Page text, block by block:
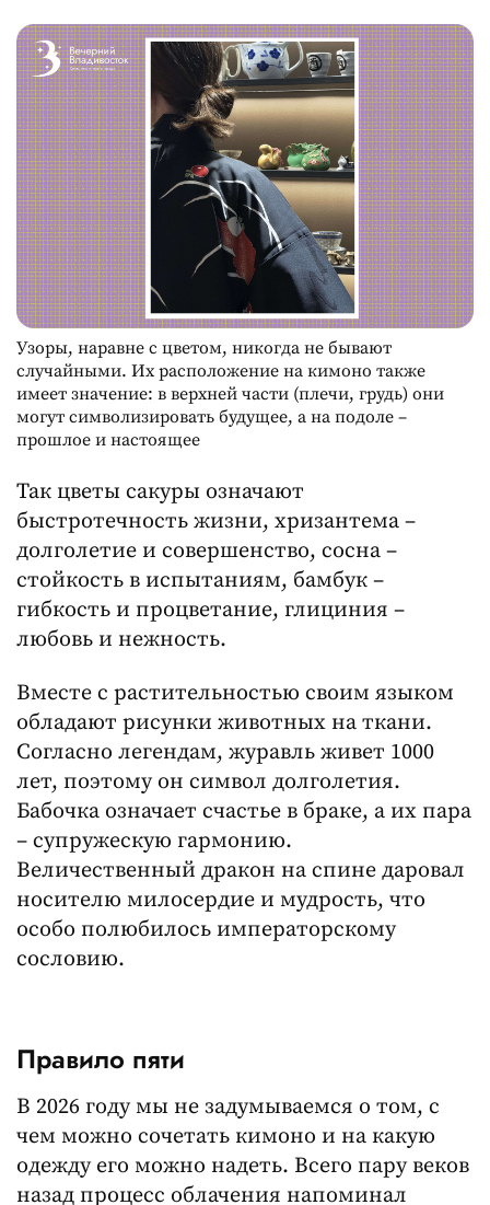
Узоры, наравне с цветом, никогда не бывают
случайными. Их расположение на кимоно также
имеет значение: в верхней части (плечи, грудь) они
могут символизировать будущее, а на подоле –
прошлое и настоящее
Так цветы сакуры означают
быстротечность жизни, хризантема –
долголетие и совершенство, сосна –
стойкость в испытаниям, бамбук –
гибкость и процветание, глициния –
любовь и нежность.
Вместе с растительностью своим языком
обладают рисунки животных на ткани.
Согласно легендам, журавль живет 1000
лет, поэтому он символ долголетия.
Бабочка означает счастье в браке, а их пара
– супружескую гармонию.
Величественный дракон на спине даровал
носителю милосердие и мудрость, что
особо полюбилось императорскому
сословию.
Правило пяти
В 2026 году мы не задумываемся о том, с
чем можно сочетать кимоно и на какую
одежду его можно надеть. Всего пару веков
назад процесс облачения напоминал